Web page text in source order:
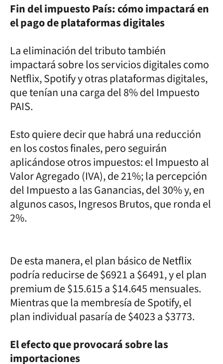
Fin del impuesto País: cómo impactará en
el pago de plataformas digitales
La eliminación del tributo también
impactará sobre los servicios digitales como
Netflix, Spotify y otras plataformas digitales,
que tenían una carga del 8% del Impuesto
PAIS.
Esto quiere decir que habrá una reducción
en los costos finales, pero seguirán
aplicándose otros impuestos: el Impuesto al
Valor Agregado (IVA), de 21%; la percepción
del Impuesto a las Ganancias, del 30% y, en
algunos casos, Ingresos Brutos, que ronda el
2%.
De esta manera, el plan básico de Netflix
podría reducirse de $6921 a $6491, y el plan
premium de $15.615 a $14.645 mensuales.
Mientras que la membresía de Spotify, el
plan individual pasaría de $4023 a $3773.
El efecto que provocará sobre las
importaciones